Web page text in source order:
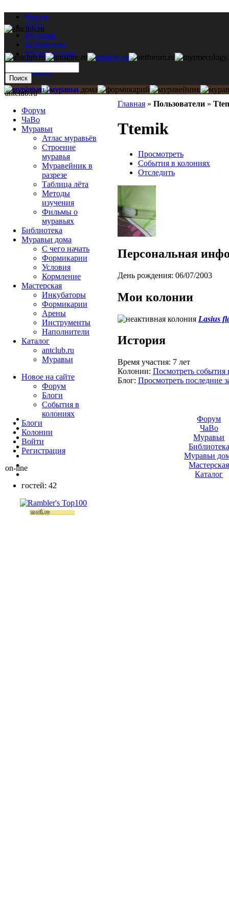
Форум
ЧаВо
Муравьи
Библиотека
Муравьи дома
Мастерская
Каталог
Главная » Пользователи »
Ttemik
Просмотреть
События в колониях
Отследить
Персональная
День рождения: 06/07/2003
Мои колонии
Lasius
История
Время участия: 7 лет
Колонии: Посмотреть события
Блог: Просмотреть последние
antclub.ru
Форум
ЧаВо
Муравьи
Атлас муравьёв
Строение
муравья
Муравейник в
разрезе
Таблица лёта
Методы
изучения
Фильмы о
муравьях
Библиотека
Муравьи дома
С чего начать
Формикарии
Условия
Кормление
Мастерская
Инкубаторы
Формикарии
Арены
Инструменты
Наполнители
Каталог
antclub.ru
Муравьи
Новое на сайте
Форум
Блоги
События в
колониях
Блоги
Колонии
Войти
Peгиcтpaция
on-line
гостей: 42
Форум
ЧаВо
Муравьи
Библиотека
Муравьи
Мастерская
Каталог